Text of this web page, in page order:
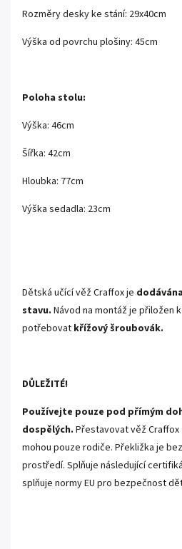
Rozměry desky ke stání: 29x40cm
Výška od povrchu plošiny: 45cm
Poloha stolu:
Výška: 46cm
Šířka: 42cm
Hloubka: 77cm
Výška sedadla: 23cm
Dětská učící věž Craffox je
stavu. Návod na montáž je přiložen
potřebovat křížovýšroubovák.
DŮLEŽITÉ!
Používejte pouze pod přímým
dospělých. Přestavovat věž
mohou pouze rodiče. Překližka je
prostředí. Splňuje následující
splňuje normy EU pro bezpečnost dětí